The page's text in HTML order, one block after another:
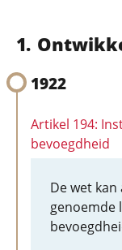
1922
Artikel 194:
bevoegdheid
De wet
genoemde